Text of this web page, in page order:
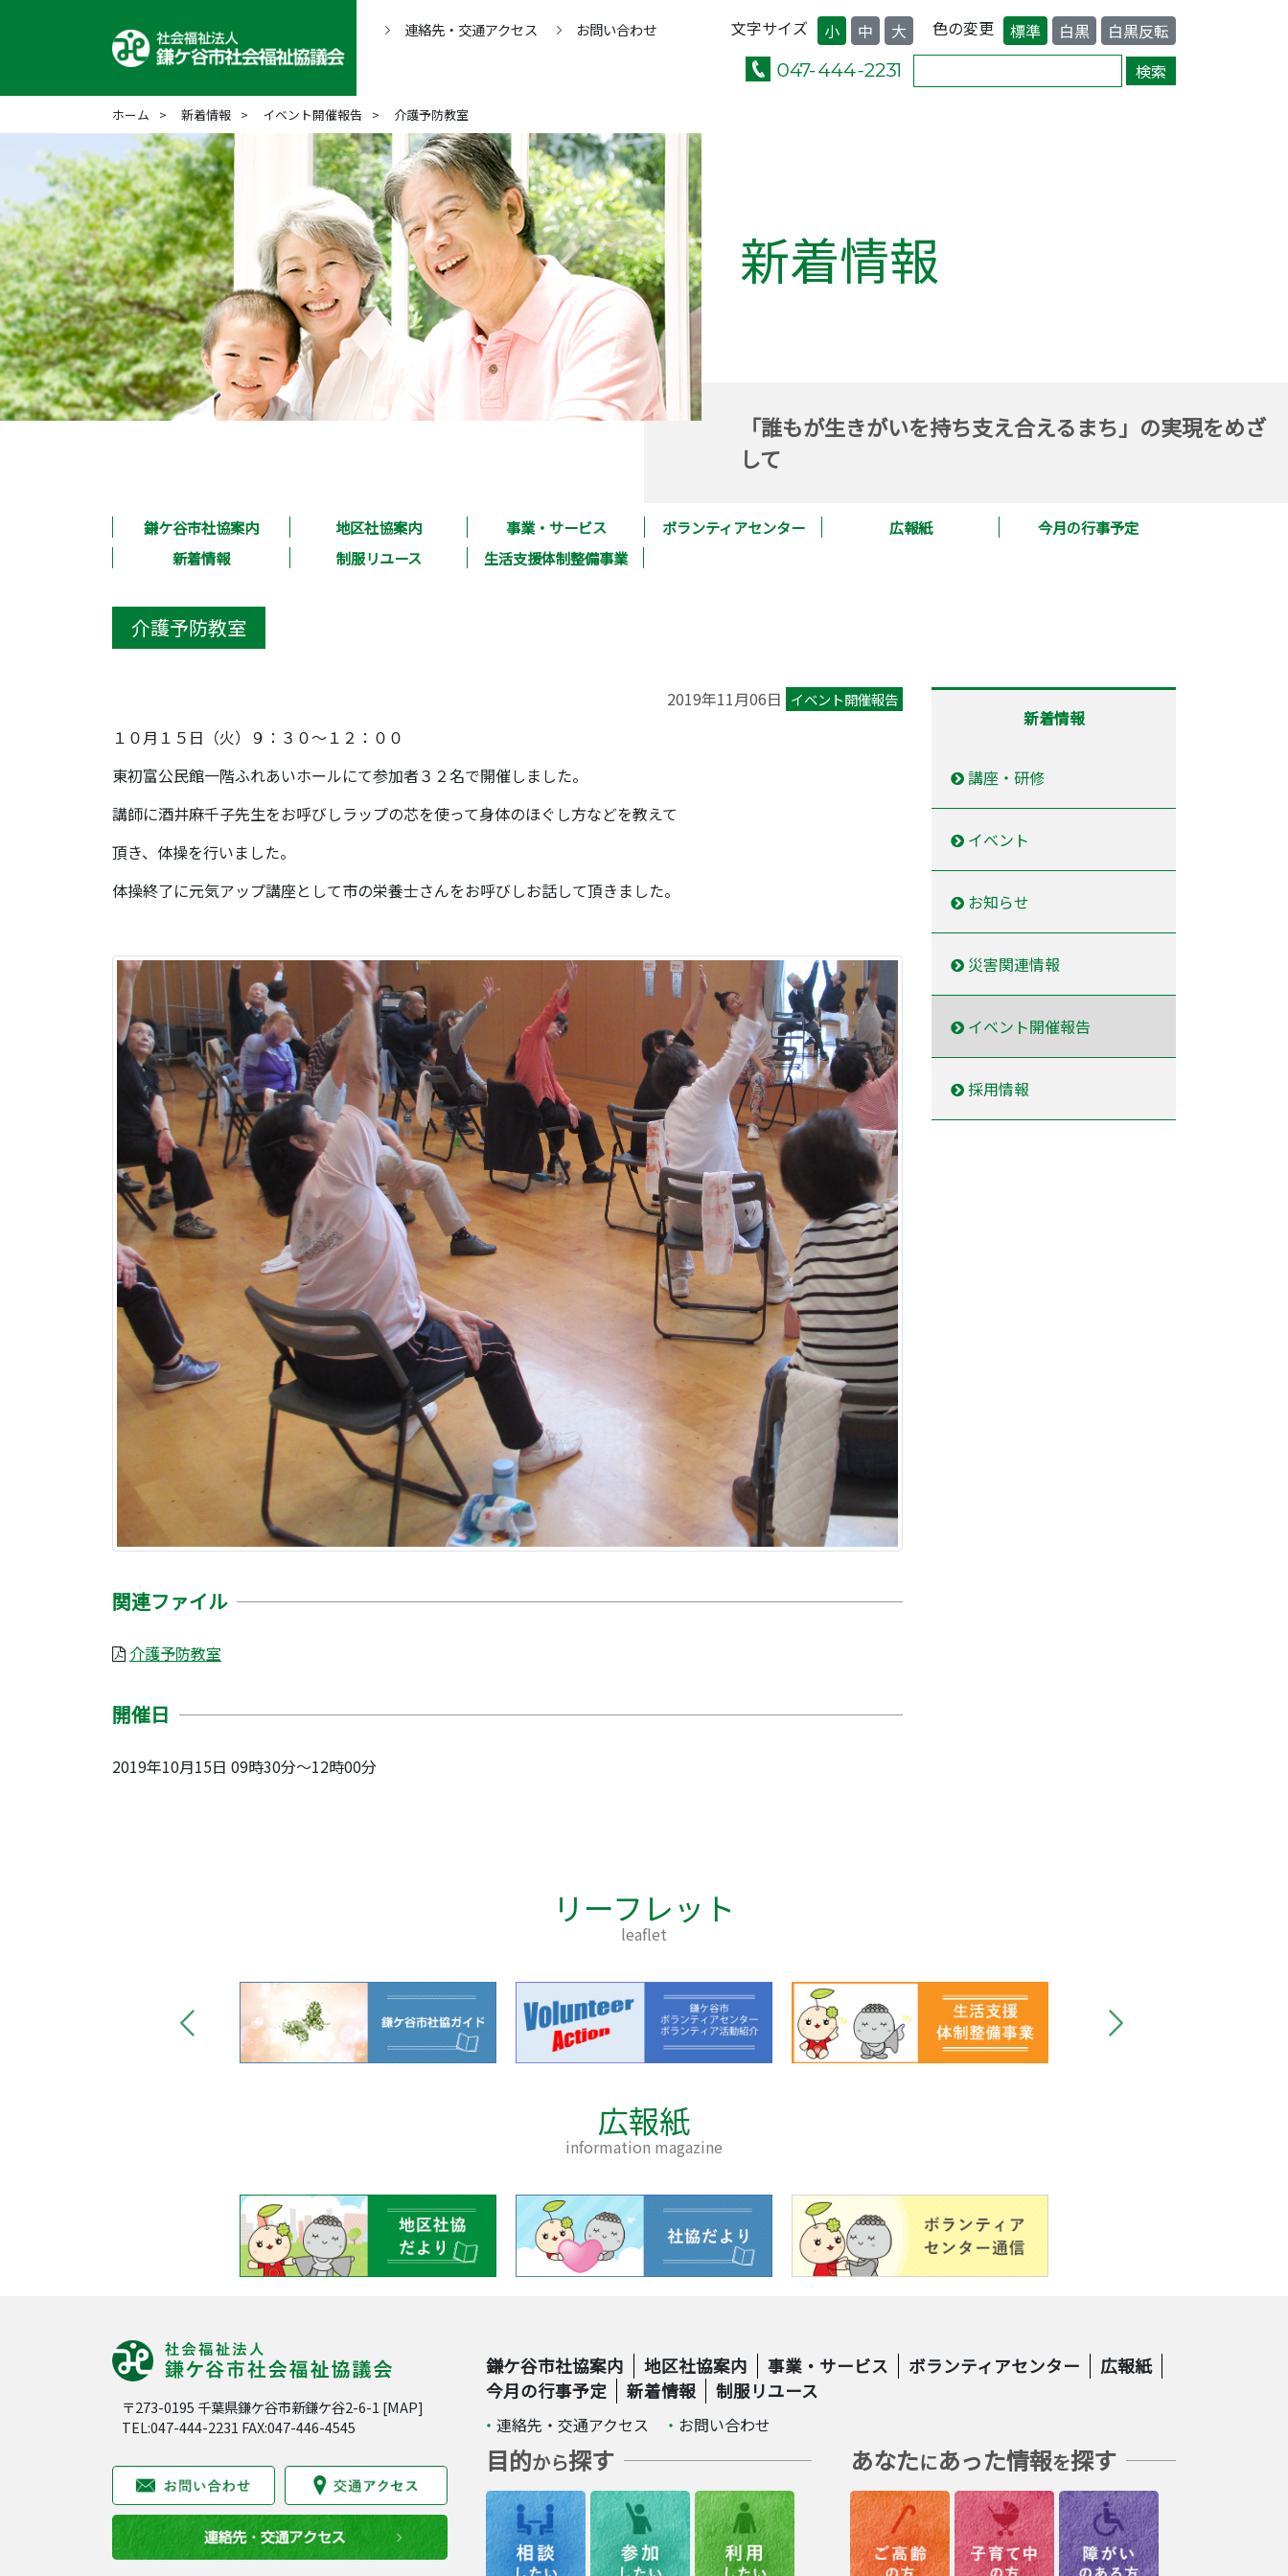
連絡先・交通アクセス お問い合わせ 文字サイズ 小 中 大 色の変更 標準 白黒 白黒反転
ホーム 新着情報 イベント開催報告 介護予防教室
新着情報
「誰もが生きがいを持ち支え合えるまち」の実現をめざ
して
鎌ケ谷市社協案内 地区社協案内 事業・サービス ボランティアセンター 広報紙
今月の行事予定
新着情報
制服リユース 生活支援体制整備事業
介護予防教室
2019年11月06日 イベント開催報告
１０月１５日（火）９：３０～１２：００
東初富公民館一階ふれあいホールにて参加者３２名で開催しました。
講師に酒井麻千子先生をお呼びしラップの芯を使って身体のほぐし方などを教えて
頂き、体操を行いました。
体操終了に元気アップ講座として市の栄養士さんをお呼びしお話して頂きました。
関連ファイル
介護予防教室
開催日
2019年10月15日 09時30分～12時00分
新着情報
講座・研修
イベント
お知らせ
災害関連情報
イベント開催報告
採用情報
リーフレット
leaflet
広報紙
information magazine
〒273-0195 千葉県鎌ケ谷市新鎌ケ谷2-6-1 [MAP]
TEL:047-444-2231 FAX:047-446-4545
鎌ケ谷市社協案内 地区社協案内 事業・サービス ボランティアセンター
広報紙
今月の行事予定
新着情報 制服リユース
連絡先・交通アクセス お問い合わせ
目的から探す あなたにあった情報を探す